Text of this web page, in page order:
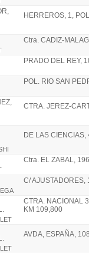
HERREROS, 1,
Ctra. CADIZ-
PRADO DEL REY,
POL. RIO SAN
CTRA. JEREZ-
DE LAS CIENCIAS,
Ctra. EL ZABAL, 196
C/ AJUSTADORES,
CTRA. NACIONAL
KM 109,800
AVDA, ESPAÑA,